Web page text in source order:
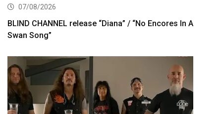
07/08/2026
BLIND CHANNEL release “Diana” / “No Encores In A
Swan Song”